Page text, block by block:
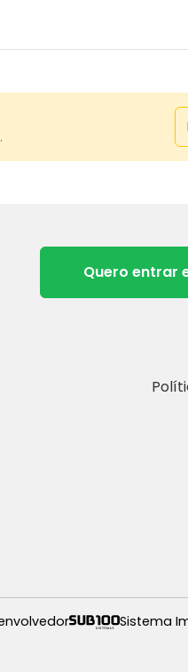
Quero entrar
Sistema